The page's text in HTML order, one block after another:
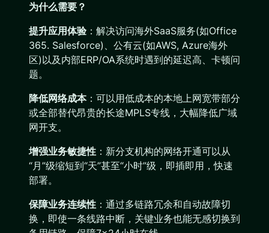
为什么需要？
提升应用体验：解决访问海外SaaS服务(如Office
365. Salesforce)、公有云(如AWS, Azure海外
区)以及内部ERP/OA系统时遇到的延迟高、卡顿问
题。
降低网络成本：可以用低成本的本地上网宽带部分
或全部替代昂贵的长途MPLS专线，大幅降低广域
网开支。
增强业务敏捷性 ：新分支机构的网络开通可以从
“月”级缩短到“天”甚至“小时”级，即插即用，快速
部署。
保障业务连续性 ：通过多链路冗余和自动故障切
换，即使一条线路中断，关键业务也能无感切换到